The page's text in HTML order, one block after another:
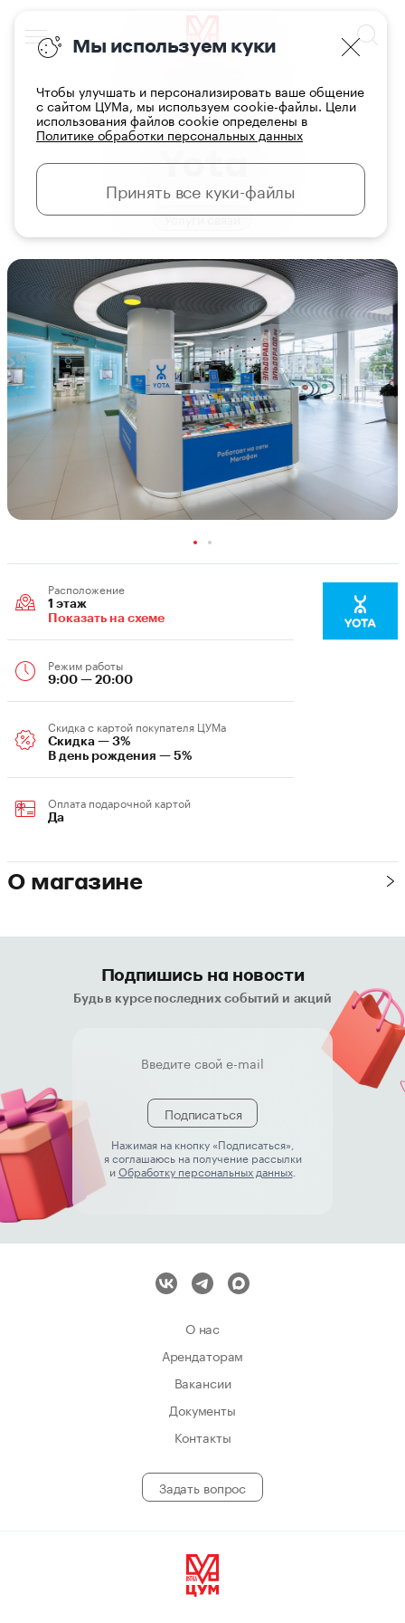
Главная Магазины
Yota
Услуги связи
Расположение
1 этаж
Показать на схеме
Режим работы
9:00 — 20:00
Скидка c картой покупателя ЦУМа
Скидка — 3%
В день рождения — 5%
Оплата подарочной картой
Да
О магазине
Подпишись на новости
Будь в курсе последних событий и акций
Подписаться
Нажимая на кнопку «Подписаться»,
я соглашаюсь на получение рассылки
иОбработку персональных данных.
О нас
Арендаторам
Вакансии
Документы
Контакты
Задать вопрос
Мы используем куки
Чтобы улучшать и персонализировать ваше общение
с сайтом ЦУМа, мы используем cookie-файлы. Цели
использования файлов cookie определены в
Политике обработки персональных данных
Принять все куки-файлы